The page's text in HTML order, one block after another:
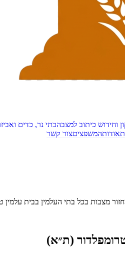
וחידוש כיתוב למצבהבתי נר, כדים
אודותהמשפציםצור קשר
מצבות בכל בתי העלמין בבית עלמין
(ת״א)